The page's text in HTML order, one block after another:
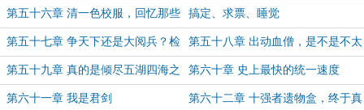
阅一下邪王在天下到底有多大势力？
（上）
第五十六章 清一色校服，回忆那些
年一起做过的作业
搞定、求票、睡觉
第五十七章 争天下还是大阅兵？检
阅一下邪王在天下到底有多大势力？
（下）
第五十八章 出动血僧，是不是不太
好？哦，抓姑射啊，那没事了……
第五十九章 真的是倾尽五湖四海之
水也洗不干净的仇恨
第六十章 史上最快的统一速度
第六十一章 我是君剑 第六十二章 十强者遗物盒，终于真